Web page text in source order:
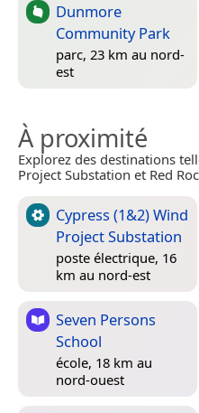
Dunmore
Community Park
parc, 23 km au nord-
est
À proximité
Explorez des destinations
Project Substation et Red
Cypress (1&2) Wind
Project Substation
poste électrique, 16
km au nord-est
Seven Persons
School
école, 18 km au
nord-ouest